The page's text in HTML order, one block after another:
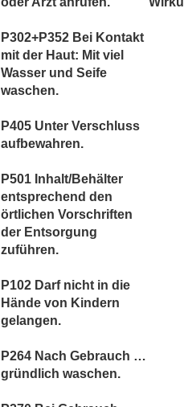
P302+P352 Bei Kontakt
mit der Haut: Mit viel
Wasser und Seife
waschen.
P405 Unter Verschluss
aufbewahren.
P501 Inhalt/Behälter
entsprechend den
örtlichen Vorschriften
der Entsorgung
zuführen.
P102 Darf nicht in die
Hände von Kindern
gelangen.
P264 Nach Gebrauch …
gründlich waschen.